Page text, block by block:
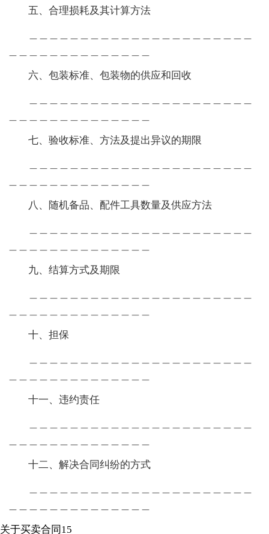
五、合理损耗及其计算方法
六、包装标准、包装物的供应和回收
七、验收标准、方法及提出异议的期限
八、随机备品、配件工具数量及供应方法
九、结算方式及期限
十、担保
十一、违约责任
十二、解决合同纠纷的方式
关于买卖合同15